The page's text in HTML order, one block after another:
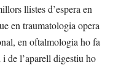
llistes d’espera en
en traumatologia opera
en oftalmologia ho fa
de l’aparell digestiu ho